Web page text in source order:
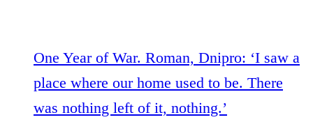
One Year of War. Roman, Dnipro: ‘I saw a
place where our home used to be. There
was nothing left of it, nothing.’